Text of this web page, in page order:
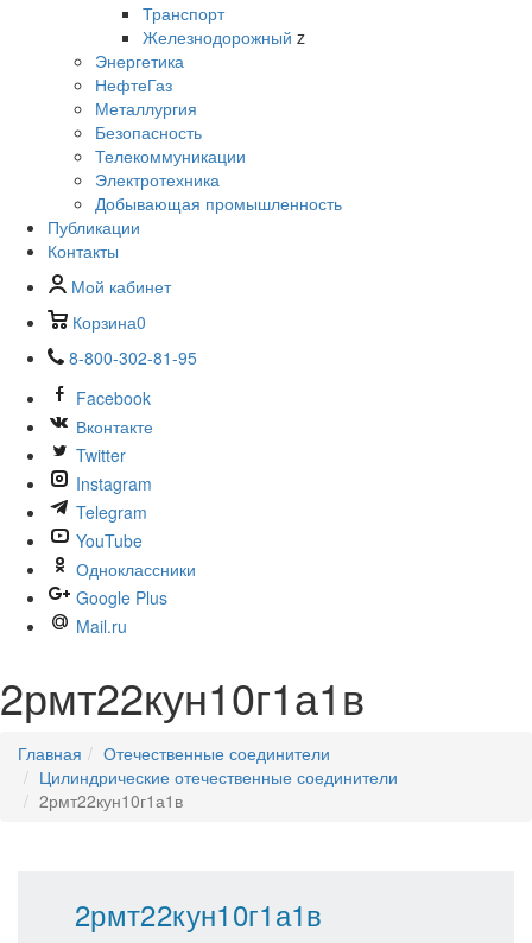
Транспорт
Железнодорожный z
Энергетика
НефтеГаз
Металлургия
Безопасность
Телекоммуникации
Электротехника
Добывающая промышленность
Публикации
Контакты
Мой кабинет
Корзина0
8-800-302-81-95
Facebook
Вконтакте
Twitter
Instagram
Telegram
YouTube
Одноклассники
Google Plus
Mail.ru
2рмт22кун10г1а1в
Главная
Отечественные соединители
Цилиндрические отечественные соединители
2рмт22кун10г1а1в
2рмт22кун10г1а1в